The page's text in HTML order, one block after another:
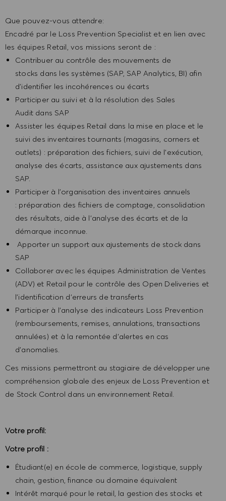
Que pouvez-vous attendre:
Encadré par le Loss Prevention Specialist et en lien avec
les équipes Retail, vos missions seront de :
Contribuer au contrôle des mouvements de
stocks dans les systèmes (SAP, SAP Analytics, BI) afin
d’identifier les incohérences ou écarts
Participer au suivi et à la résolution des Sales
Audit dans SAP
Assister les équipes Retail dans la mise en place et le
suivi des inventaires tournants (magasins, corners et
outlets) : préparation des fichiers, suivi de l’exécution,
analyse des écarts, assistance aux ajustements dans
SAP.
Participer à l’organisation des inventaires annuels
: préparation des fichiers de comptage, consolidation
des résultats, aide à l’analyse des écarts et de la
démarque inconnue.
Apporter un support aux ajustements de stock dans
SAP
Collaborer avec les équipes Administration de Ventes
(ADV) et Retail pour le contrôle des Open Deliveries et
l’identification d’erreurs de transferts
Participer à l’analyse des indicateurs Loss Prevention
(remboursements, remises, annulations, transactions
annulées) et à la remontée d’alertes en cas
d’anomalies.
Ces missions permettront au stagiaire de développer une
compréhension globale des enjeux de Loss Prevention et
de Stock Control dans un environnement Retail.
Votre profil:
Votre profil :
Étudiant(e) en école de commerce, logistique, supply
chain, gestion, finance ou domaine équivalent
Intérêt marqué pour le retail, la gestion des stocks et